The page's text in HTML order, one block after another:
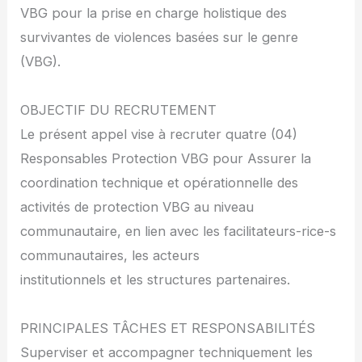
VBG pour la prise en charge holistique des
survivantes de violences basées sur le genre
(VBG).
OBJECTIF DU RECRUTEMENT
Le présent appel vise à recruter quatre (04)
Responsables Protection VBG pour Assurer la
coordination technique et opérationnelle des
activités de protection VBG au niveau
communautaire, en lien avec les facilitateurs-rice-s
communautaires, les acteurs
institutionnels et les structures partenaires.
PRINCIPALES TÂCHES ET RESPONSABILITÉS
Superviser et accompagner techniquement les